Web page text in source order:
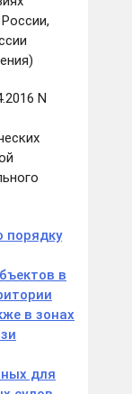
N
порядку
в
в зонах
для